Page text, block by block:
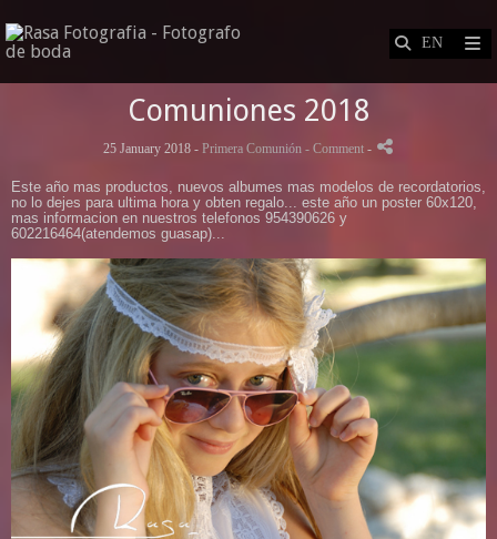
Comuniones 2018
25 January 2018 - Primera Comunión - Comment -
Este año mas productos, nuevos albumes mas modelos de recordatorios,
no lo dejes para ultima hora y obten regalo... este año un poster 60x120,
mas informacion en nuestros telefonos 954390626 y
602216464(atendemos guasap)...